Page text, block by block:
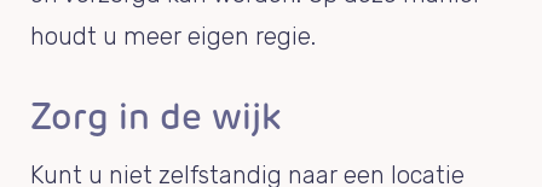
houdt u meer eigen regie.
Zorg in de wijk
Kunt u niet zelfstandig naar een locatie